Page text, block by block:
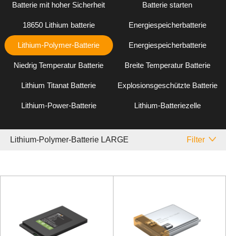
Batterie mit hoher Sicherheit Batterie starten
18650 Lithium batterie Energiespeicherbatterie
Lithium-Polymer-Batterie Energiespeicherbatterie
Niedrig Temperatur Batterie Breite Temperatur Batterie
Lithium Titanat Batterie Explosionsgeschützte Batterie
Lithium-Power-Batterie Lithium-Batteriezelle
Lithium-Polymer-Batterie LARGE Filter